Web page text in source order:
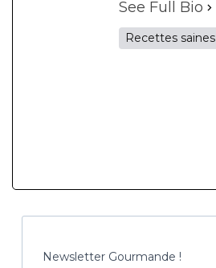
See Full Bio
Recettes saines
Newsletter Gourmande !